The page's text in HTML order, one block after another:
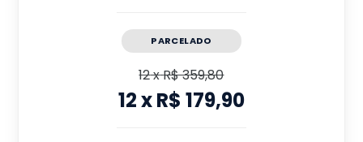
PARCELADO
12xR$ 359,80
12xR$ 179,90